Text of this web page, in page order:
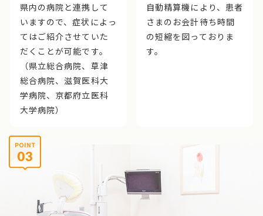
県内の病院と連携して
いますので、症状によっ
てはご紹介させていた
だくことが可能です。
（県立総合病院、草津
総合病院、滋賀医科大
学病院、京都府立医科
大学病院）
自動精算機により、患者
さまのお会計待ち時間
の短縮を図っておりま
す。